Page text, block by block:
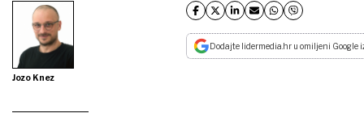
Jozo Knez
Dodajte lidermedia.hr u omiljeni Google